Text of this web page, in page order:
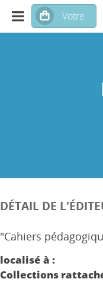
DÉTAIL DE
"Cahiers
localisé à :
Collections